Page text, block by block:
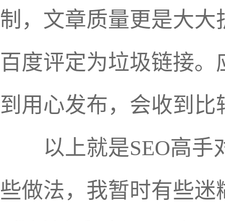
制，文章质量更是大
百度评定为垃圾链接
到用心发布，会收到比
以上就是SEO高手
些做法，我暂时有些